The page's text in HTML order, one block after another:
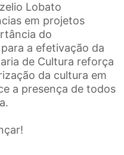
Lobato
em projetos
do
a efetivação da
de Cultura reforça
da cultura em
a presença de todos